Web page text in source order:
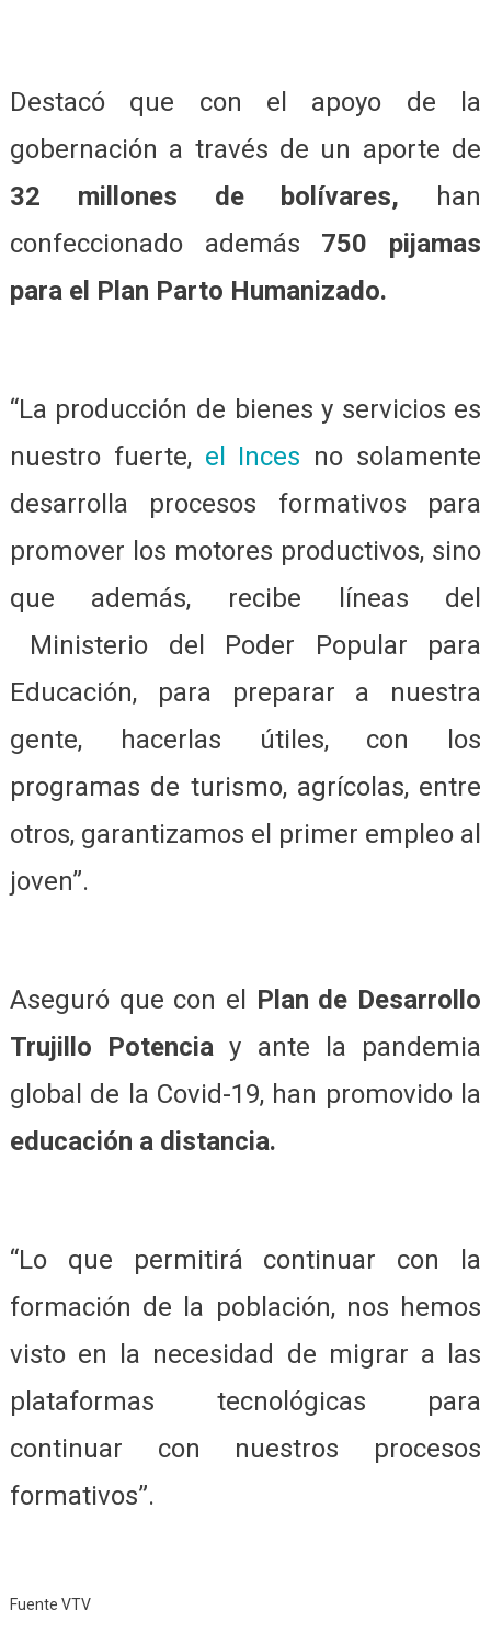
Destacó que con el apoyo de la
gobernación a través de un aporte de
32 millones de bolívares,
han
confeccionado además 750 pijamas
para el Plan Parto Humanizado.
“La producción de bienes y servicios es
nuestro fuerte, el Inces no solamente
desarrolla procesos formativos para
promover los motores productivos, sino
que además, recibe líneas del
Ministerio del Poder Popular para
Educación, para preparar a nuestra
gente, hacerlas útiles, con los
programas de turismo, agrícolas, entre
otros, garantizamos el primer empleo al
joven”.
Aseguró que con el Plan de Desarrollo
Trujillo Potenciay ante la pandemia
global de la Covid-19, han promovido la
educación a distancia.
“Lo que permitirá continuar con la
formación de la población, nos hemos
visto en la necesidad de migrar a las
plataformas tecnológicas para
continuar con nuestros procesos
formativos”.
Fuente VTV